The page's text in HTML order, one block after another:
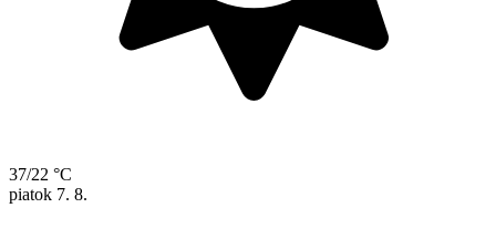
37/22 °C
piatok 7. 8.